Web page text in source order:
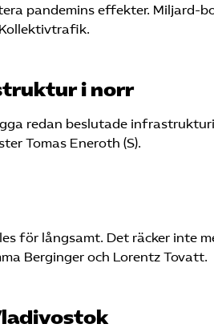
pandemins effekter. Miljard-
i norr
redan beslutade
Tomas Eneroth (S).
för långsamt. Det räcker inte
Berginger och Lorentz Tovatt.